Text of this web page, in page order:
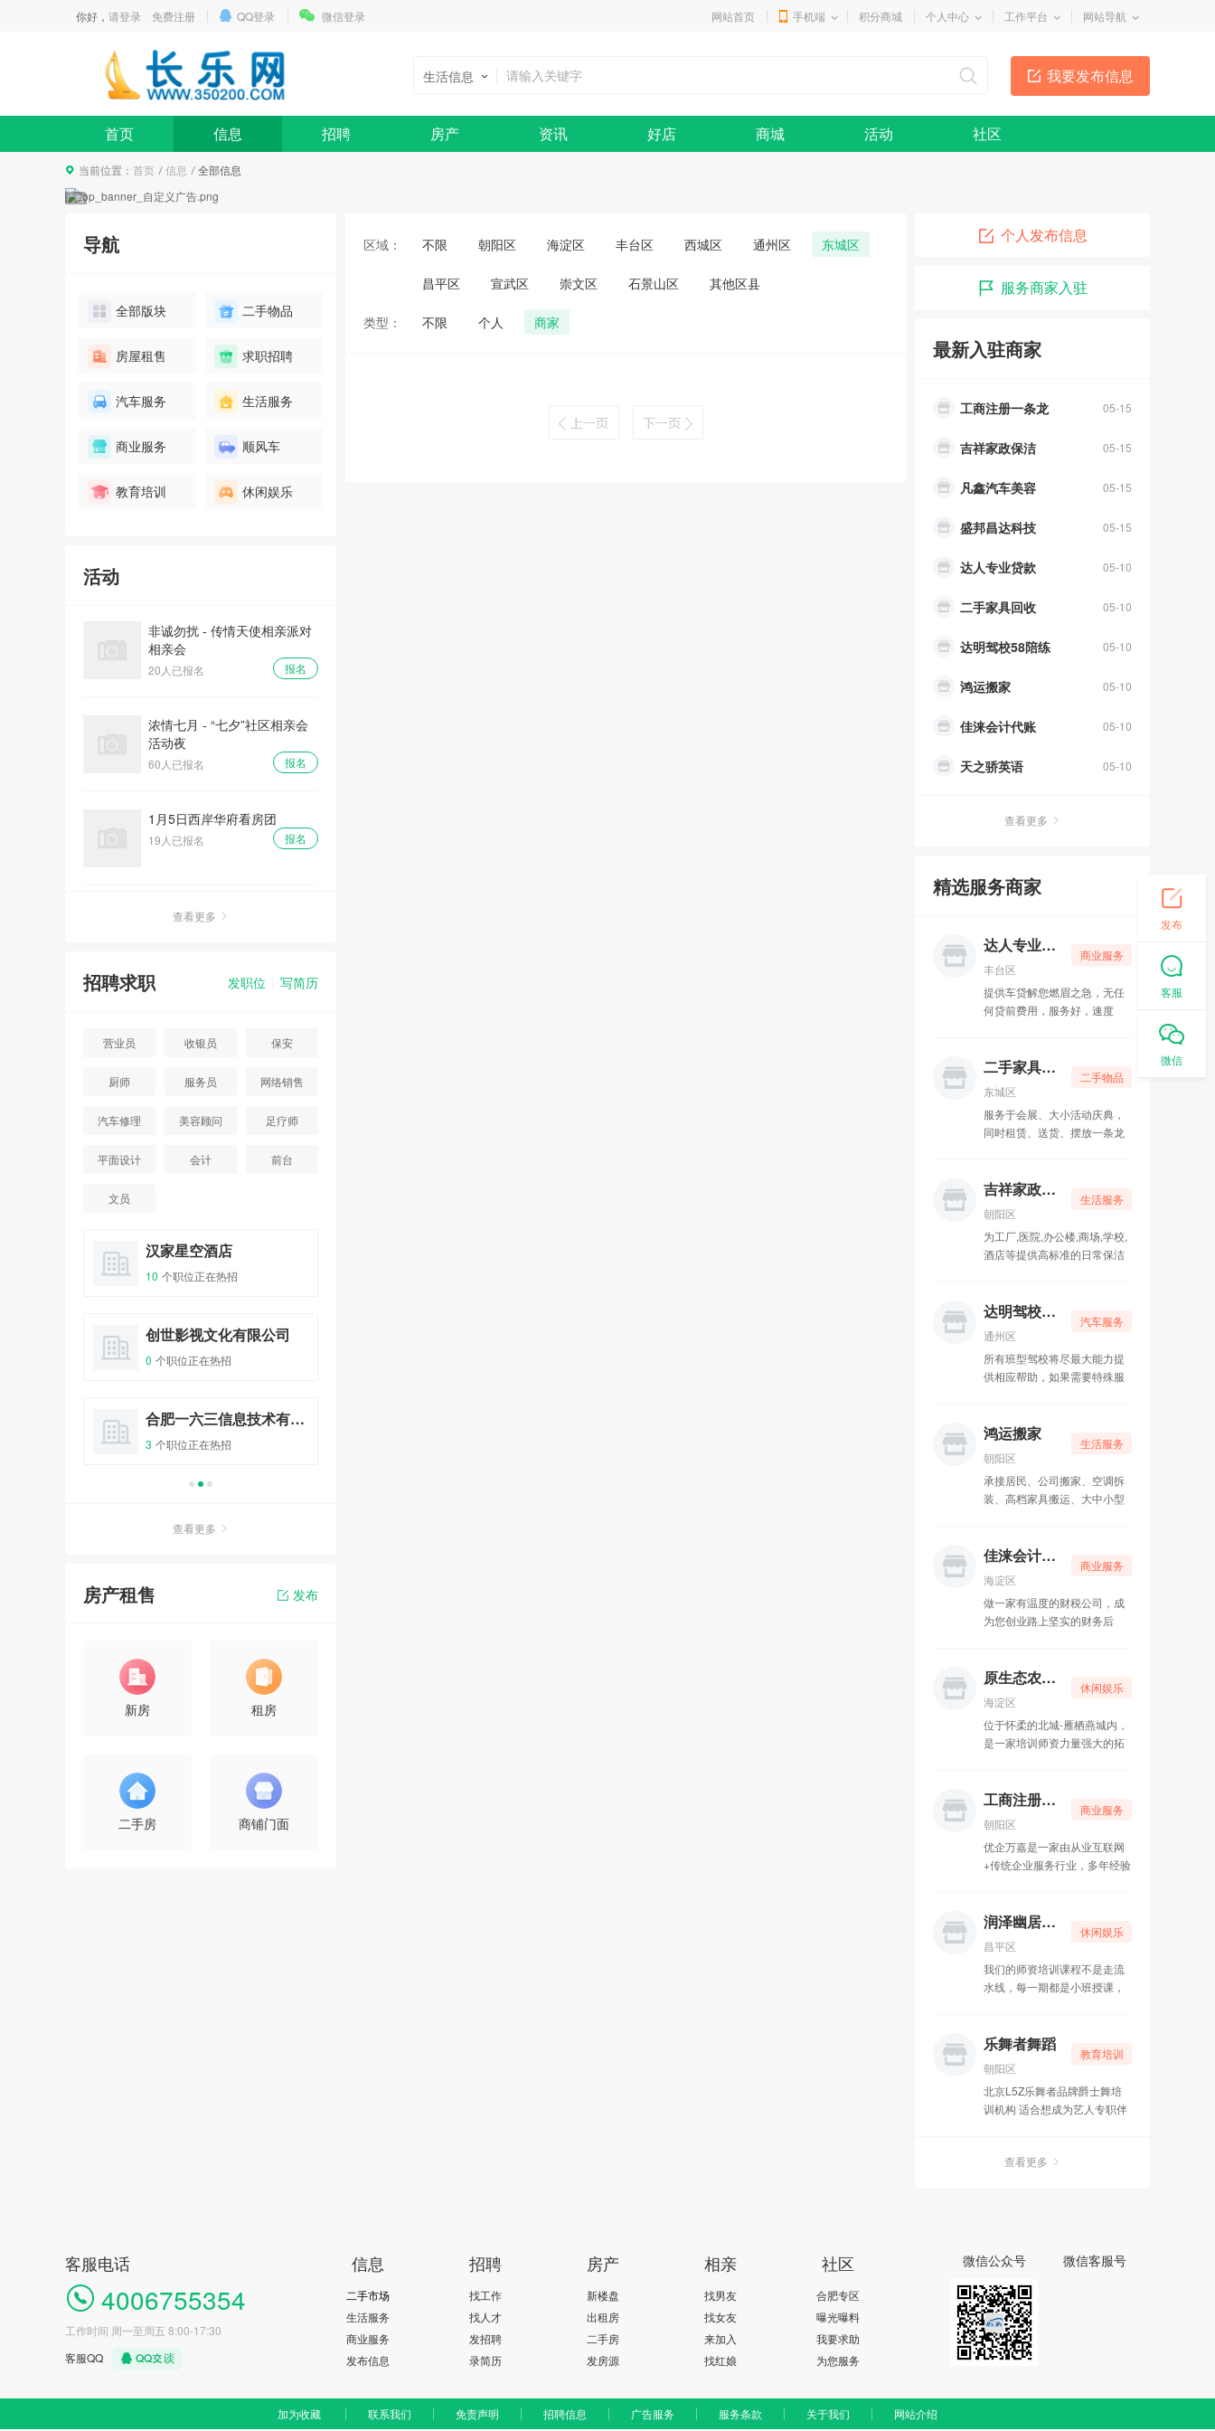
你好， 请登录 免费注册 QQ登录 微信登录 网站首页 手机端 积分商城 个人中心 工作平台 网站导航
我要发布信息
生活信息
首页 信息 招聘 房产 资讯 好店 商城 活动 社区
当前位置： 首页 信息 全部信息
导航
全部版块 二手物品
房屋租售 求职招聘
汽车服务 生活服务
商业服务 顺风车
教育培训 休闲娱乐
活动
碧桂园高档别墅看房团
报名
爱情初体验 - “心有灵犀、姻缘
非诚勿扰 - 传情天使相亲派对
相亲会
报名
20人已报名
浓情七月 - “七夕”社区相亲会
活动夜
报名
60人已报名
1月5日西岸华府看房团
报名
19人已报名
周末灿邦广场看房团
相亲大会
报名
32人已报名
报名
100人已报名
非诚勿扰 - 传情天使相亲派对
查看更多
发职位 写简历
招聘求职
营业员 收银员 保安
厨师 服务员 网络销售
汽车修理 美容顾问 足疗师
平面设计 会计 前台
文员
汉家星空酒店
10 个职位正在热招
创世影视文化有限公司
0 个职位正在热招
合肥一六三信息技术有限公司
3 个职位正在热招
查看更多
房产租售 发布
新房 租房
二手房 商铺门面
区域： 不限 朝阳区 海淀区 丰台区 西城区 通州区 东城区
昌平区 宣武区 崇文区 石景山区 其他区县
类型： 不限 个人 商家
个人发布信息
服务商家入驻
最新入驻商家
俊超车行
05-15
工商注册一条龙
05-15
吉祥家政保洁
05-15
凡鑫汽车美容
05-15
盛邦昌达科技
05-10
达人专业贷款
05-10
二手家具回收
05-10
达明驾校58陪练
05-10
鸿运搬家
05-10
佳涞会计代账
05-10
天之骄英语
京派通二手车行
05-10
家济律所
05-10
挚诚博大教育
05-10
俊超车行
05-15
润泽幽居瑜伽
05-15
工商注册一条龙
05-15
吉祥家政保洁
05-15
盛邦昌达科技
05-10
达人专业贷款
05-10
达明驾校58陪练
05-10
鸿运搬家
查看更多
精选服务商家
商业服务
达人专业贷款
丰台区
提供车贷解您燃眉之急，无任
何贷前费用，服务好，速度
京，所有贷款都是先息后本，
二手物品
二手家具回收
东城区
服务于会展、大小活动庆典，
同时租赁、送货、摆放一条龙
大客户的认可和肯定。
生活服务
吉祥家政保洁
朝阳区
为工厂,医院,办公楼,商场,学校,
酒店等提供高标准的日常保洁
各类场所消毒，专业大楼外墙
清洗，石材翻新、高空刷漆、
等业务
汽车服务
达明驾校58陪练
通州区
所有班型驾校将尽最大能力提
供相应帮助，如果需要特殊服
首付1000元零利率，科目一考
试当天补齐尾款，可开具驾校
正规发票
生活服务
鸿运搬家
朝阳区
承接居民、公司搬家、空调拆
装、高档家具搬运、大中小型
大小货车出租，长短途运输，
车辆丰富，贴心服务，价格更
贴心！恭候你的来电！
商业服务
佳涞会计代账
海淀区
做一家有温度的财税公司，成
为您创业路上坚实的财务后
欲立而立人，己欲达而达人”的
经营理念，先人后己，共创共
赢。
休闲娱乐
原生态农家乐
海淀区
位于怀柔的北城-雁栖燕城内，
是一家培训师资力量强大的拓
户外及室内拓展训练活动。
商业服务
工商注册一条龙
朝阳区
优企万嘉是一家由从业互联网
+传统企业服务行业，多年经验
账、资质申请、知识产权等企
业全生命周期的一站式企业服
务公司。
休闲娱乐
润泽幽居瑜伽
昌平区
我们的师资培训课程不是走流
水线，每一期都是小班授课，
生真正领略瑜伽真谛，走进瑜
伽身心灵的修行。当然一个月
的学习之后，还需要以后更精
进的习练，才能真正成为一名
合格的瑜伽分享者。
教育培训
乐舞者舞蹈
朝阳区
北京L5Z乐舞者品牌爵士舞培
训机构 适合想成为艺人专职伴
的舞者！均可报此班，颁发国
查看更多
客服电话
4006755354
工作时间 周一至周五 8:00-17:30
客服QQ
信息
二手市场
生活服务
商业服务
发布信息
招聘
找工作
找人才
发招聘
录简历
房产
新楼盘
出租房
二手房
发房源
相亲
找男友
找女友
来加入
找红娘
社区
合肥专区
曝光曝料
我要求助
为您服务
微信公众号 微信客服号
加为收藏 联系我们 免责声明 招聘信息 广告服务 服务条款 关于我们 网站介绍
发布
客服
微信